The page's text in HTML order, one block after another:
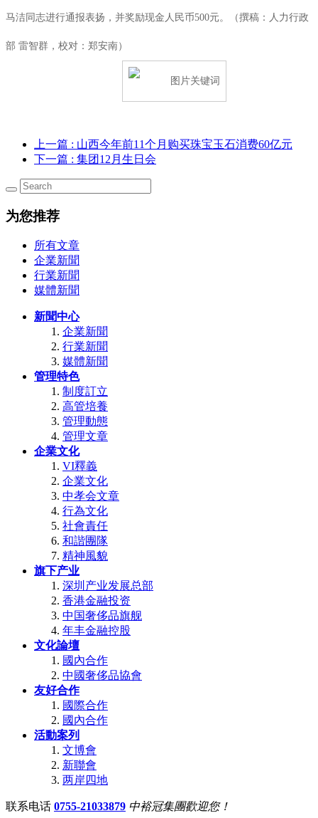
马洁同志进行通报表扬，并奖励现金人民币500元。（撰稿：人力行政
部 雷智群，校对：郑安南）
上一篇 : 山西今年前11个月购买珠宝玉石消费60亿元
下一篇 : 集团12月生日会
为您推荐
所有文章
企業新聞
行業新聞
媒體新聞
新聞中心
企業新聞
行業新聞
媒體新聞
管理特色
制度訂立
高管培養
管理動態
管理文章
企業文化
VI釋義
企業文化
中孝会文章
行為文化
社會責任
和諧團隊
精神風貌
旗下产业
深圳产业发展总部
香港金融投资
中国奢侈品旗舰
年丰金融控股
文化論壇
國內合作
中國奢侈品協會
友好合作
國際合作
國內合作
活動案列
文博會
新聯會
两岸四地
联系电话 0755-21033879 中裕冠集團歡迎您！